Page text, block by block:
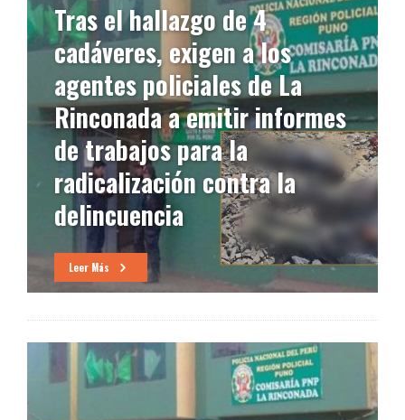
Tras el hallazgo de 4
cadáveres, exigen a los
agentes policiales de La
Rinconada a emitir informes
de trabajos para la
radicalización contra la
delincuencia
Leer Más